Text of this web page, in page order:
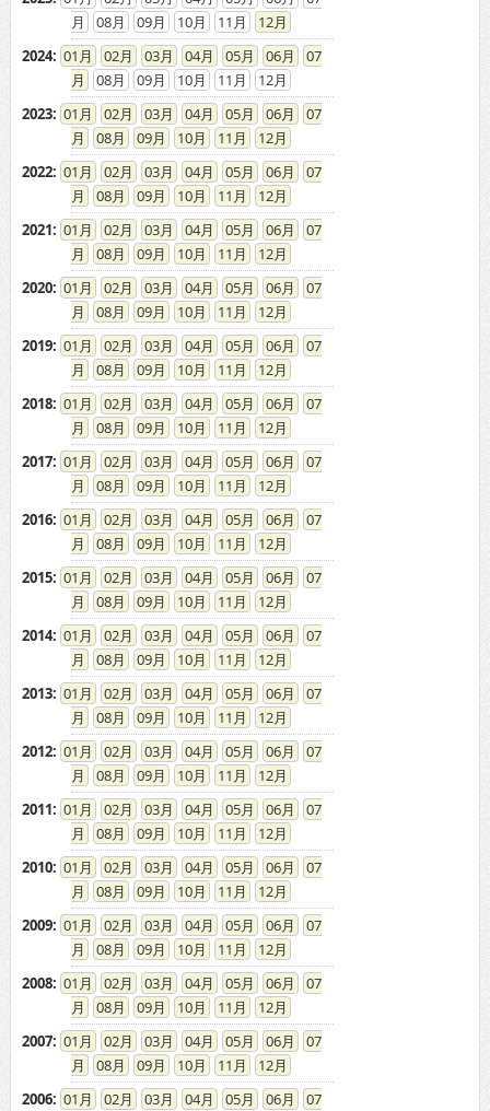
08
09 10 11
12
2024: 01 02 03 04 05 06
07
08
09 10 11
12
2023: 01 02 03 04 05 06
07
08
09 10 11
12
2022: 01 02 03 04 05 06
07
08
09 10 11
12
2021: 01 02 03 04 05 06
07
08
09 10 11
12
2020: 01 02 03 04 05 06
07
08
09 10 11
12
2019: 01 02 03 04 05 06
07
08
09 10 11
12
2018: 01 02 03 04 05 06
07
08
09 10 11
12
2017: 01 02 03 04 05 06
07
08
09 10 11
12
2016: 01 02 03 04 05 06
07
08
09 10 11
12
2015: 01 02 03 04 05 06
07
08
09 10 11
12
2014: 01 02 03 04 05 06
07
08
09 10 11
12
2013: 01 02 03 04 05 06
07
08
09 10 11
12
2012: 01 02 03 04 05 06
07
08
09 10 11
12
2011: 01 02 03 04 05 06
07
08
09 10 11
12
2010: 01 02 03 04 05 06
07
08
09 10 11
12
2009: 01 02 03 04 05 06
07
08
09 10 11
12
2008: 01 02 03 04 05 06
07
08
09 10 11
12
2007: 01 02 03 04 05 06
07
08
09 10 11
12
2006: 01 02 03 04 05 06
07